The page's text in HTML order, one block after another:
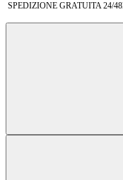
SPEDIZIONE GRATUITA 24/